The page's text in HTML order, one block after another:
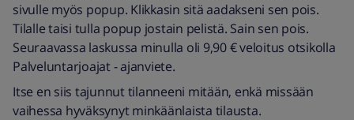
sivulle myös popup. Klikkasin sitä aadakseni sen pois.
Tilalle taisi tulla popup jostain pelistä. Sain sen pois.
Seuraavassa laskussa minulla oli 9,90 € veloitus otsikolla
Palveluntarjoajat - ajanviete.
Itse en siis tajunnut tilanneeni mitään, enkä missään
vaihessa hyväksynyt minkäänlaista tilausta.